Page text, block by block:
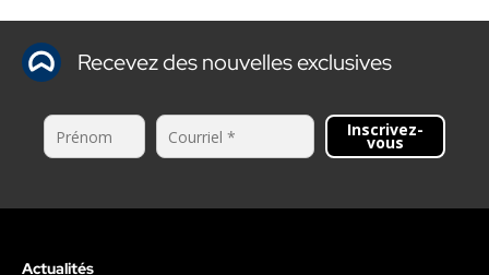
Recevez des nouvelles exclusives
Inscrivez-
vous
Actualités